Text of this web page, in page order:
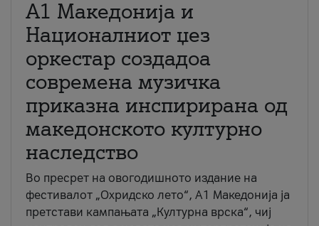
А1 Македонија и
Националниот џез
оркестар создадоа
современа музичка
приказна инспирирана од
македонското културно
наследство
Во пресрет на овогодишното издание на
фестивалот „Охридско лето“, А1 Македонија ја
претстави кампањата „Културна врска“, чиј